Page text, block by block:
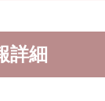
詳細